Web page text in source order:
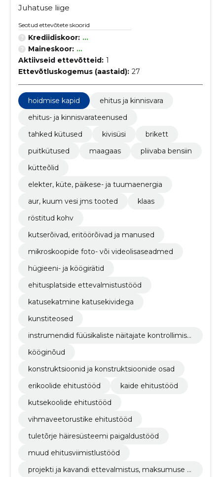
Juhatuse liige
Seotud ettevõtete skoorid
Krediidiskoor: ...
Maineskoor: ...
Aktiivseid ettevõtteid: 1
Ettevõtluskogemus (aastaid): 27
hoidmise kapid
ehitus ja kinnisvara
ehitus- ja kinnisvarateenused
tahked kütused
kivisüsi
brikett
puitkütused
maagaas
pliivaba bensiin
kütteõlid
elekter, küte, päikese- ja tuumaenergia
aur, kuum vesi jms tooted
klaas
röstitud kohv
kutserõivad, eritöörõivad ja manused
mikroskoopide foto- või videolisaseadmed
hügieeni- ja köögirätid
ehitusplatside ettevalmistustööd
katusekatmine katusekividega
kunstiteosed
instrumendid füüsikaliste näitajate kontrollimise
kööginõud
konstruktsioonid ja konstruktsioonide osad
erikoolide ehitustööd
kaide ehitustööd
kutsekoolide ehitustööd
vihmaveetorustike ehitustööd
tuletõrje häiresüsteemi paigaldustööd
muud ehitusviimistlustööd
projekti ja kavandi ettevalmistus, maksumuse hi